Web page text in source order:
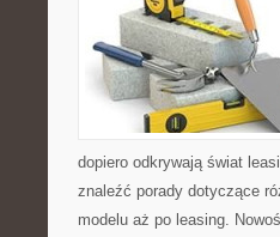
dopiero odkrywają świat
znaleźć porady dotyczące
modelu aż po leasing.